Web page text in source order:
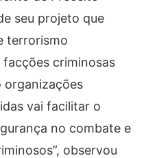
seu projeto que
terrorismo
criminosas
organizações
vai facilitar o
no combate e
observou